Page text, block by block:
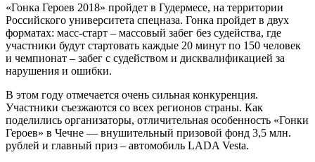
«Гонка Героев 2018» пройдет в Гудермесе, на территории
Российского университета спецназа. Гонка пройдет в двух
форматах: масс-старт – массовый забег без судейства, где
участники будут стартовать каждые 20 минут по 150 человек
и чемпионат – забег с судейством и дисквалификацией за
нарушения и ошибки.
В этом году отмечается очень сильная конкуренция.
Участники съезжаются со всех регионов страны. Как
поделились организаторы, отличительная особенность «Гонки
Героев» в Чечне — внушительный призовой фонд 3,5 млн.
рублей и главный приз – автомобиль LADA Vesta.